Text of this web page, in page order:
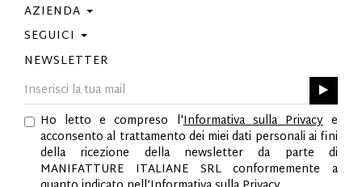
Contattaci
Condizioni Di Acquisto
Guida Taglie
AZIENDA
Privacy Policy
Cookie Policy
Best Of Fabi
GPSR
SEGUICI
Facebook
Instagram
Pinterest
Twitter
YouTube
LinkedIn
NEWSLETTER
Ho letto e compreso l'Informativa sulla Privacye
acconsento al trattamento dei miei dati personali ai fini
della ricezione della newsletter da parte di
MANIFATTURE ITALIANE SRL conformemente a